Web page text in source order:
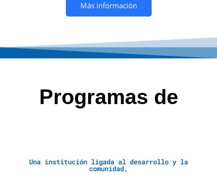
Más información
Programas de
Una institución ligada al desarrollo y la
comunidad,